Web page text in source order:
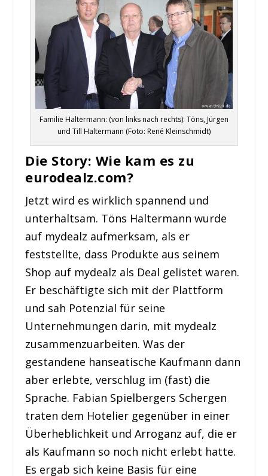
Familie Haltermann: (von links nach rechts): Töns, Jürgen
und Till Haltermann (Foto: René Kleinschmidt)
Die Story: Wie kam es zu
eurodealz.com?
Jetzt wird es wirklich spannend und
unterhaltsam. Töns Haltermann wurde
auf mydealz aufmerksam, als er
feststellte, dass Produkte aus seinem
Shop auf mydealz als Deal gelistet waren.
Er beschäftigte sich mit der Plattform
und sah Potenzial für seine
Unternehmungen darin, mit mydealz
zusammenzuarbeiten. Was der
gestandene hanseatische Kaufmann dann
aber erlebte, verschlug im (fast) die
Sprache. Fabian Spielbergers Schergen
traten dem Hotelier gegenüber in einer
Überheblichkeit und Arroganz auf, die er
als Kaufmann so noch nicht erlebt hatte.
Es ergab sich keine Basis für eine